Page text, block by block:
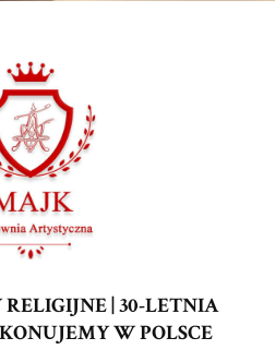
| 30-LETNIA
W POLSCE